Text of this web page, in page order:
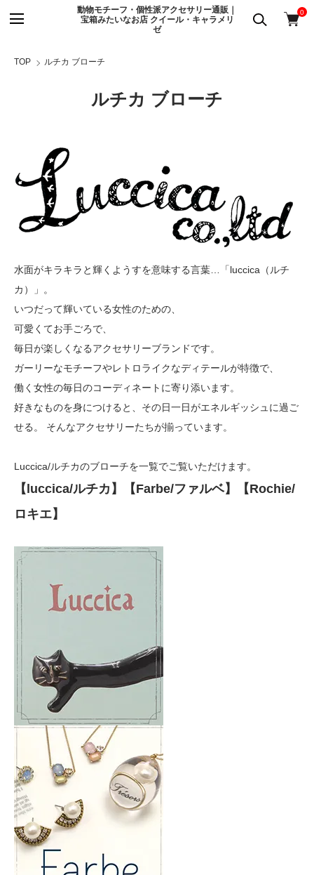
動物モチーフ・個性派アクセサリー通販｜
宝箱みたいなお店 クイール・キャラメリ
ゼ
0
TOP ルチカ ブローチ
ルチカ ブローチ
水面がキラキラと輝くようすを意味する言葉…「luccica（ルチ
カ）」。
いつだって輝いている女性のための、
可愛くてお手ごろで、
毎日が楽しくなるアクセサリーブランドです。
ガーリーなモチーフやレトロライクなディテールが特徴で、
働く女性の毎日のコーディネートに寄り添います。
好きなものを身につけると、その日一日がエネルギッシュに過ご
せる。 そんなアクセサリーたちが揃っています。
Luccica/ルチカのブローチを一覧でご覧いただけます。
【luccica/ルチカ】【Farbe/ファルベ】【Rochie/
ロキエ】